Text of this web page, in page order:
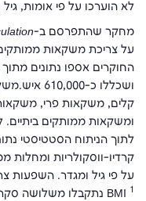
לא הוערכו על פי אומות, גיל
מחקר שהתפרסם ב-
על צריכת משקאות
ושכללו כ-
קלים, משקאות פרי,
לתוך הניתוח הסטטיסטי
קרדיו-ווסקולריות
על פי גיל ומגדר. השפעות
BMI
1
נתקבלו משלושה